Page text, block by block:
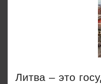
Литва – это